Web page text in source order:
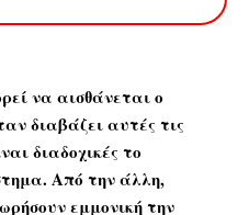
να αισθάνεται ο
διαβάζει αυτές τις
διαδοχικές το
Από την άλλη,
εμμονική την